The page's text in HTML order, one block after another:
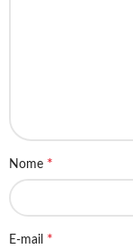
Nome *
E-mail *